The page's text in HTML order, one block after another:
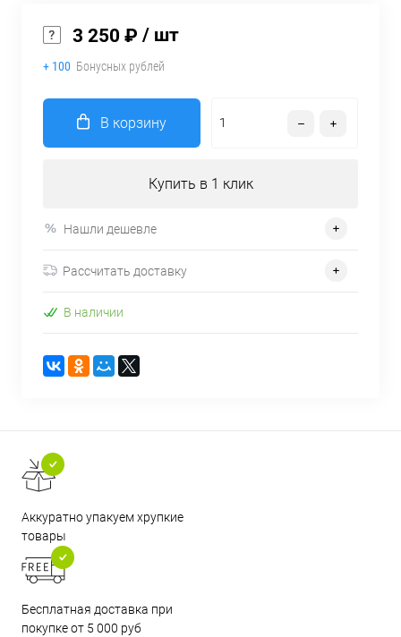
3 250 ₽ / шт
+ 100 Бонусных рублей
В корзину
Купить в 1 клик
Нашли дешевле
Рассчитать доставку
В наличии
Аккуратно упакуем хрупкие
товары
Бесплатная доставка при
покупке от 5 000 руб